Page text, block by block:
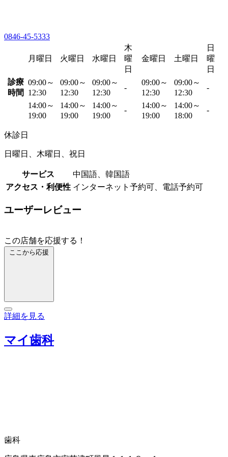
0846-45-5333
月曜日 火曜日 水曜日
木
曜
日
金曜日 土曜日
日
曜
日
診療
時間
09:00～
12:30
09:00～
12:30
09:00～
12:30
-
09:00～
12:30
09:00～
12:30
-
14:00～
19:00
14:00～
19:00
14:00～
19:00
-
14:00～
19:00
14:00～
18:00
-
休診日
日曜日、木曜日、祝日
サービス
中国語、韓国語
アクセス・利便性 インターネット予約可、電話予約可
ユーザーレビュー
この店舗を応援する！
ここから応援
詳細を見る
マイ歯科
歯科